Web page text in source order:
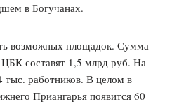
в Богучанах.
возможных площадок. Сумма
ЦБК составят 1,5 млрд руб. На
тыс. работников. В целом в
Приангарья появится 60